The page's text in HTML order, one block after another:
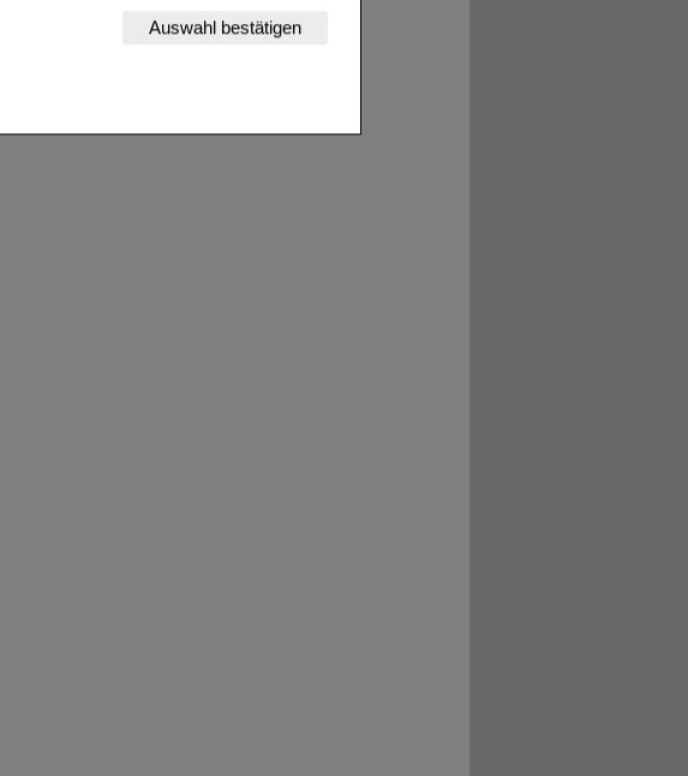
unserer Website
nicht verzichtet werden kann.
zu gestalten,
an bevorzugte Verhaltensweisen (z.B.
den Inhalt auf unserer Website aber
beachten Sie, dass Daten hierfür
Auswahl bestätigen